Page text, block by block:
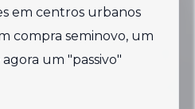
em centros urbanos
compra seminovo, um
um "passivo"